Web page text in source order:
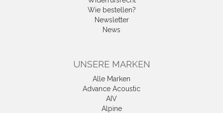
Wie bestellen?
Newsletter
News
UNSERE MARKEN
Alle Marken
Advance Acoustic
AIV
Alpine